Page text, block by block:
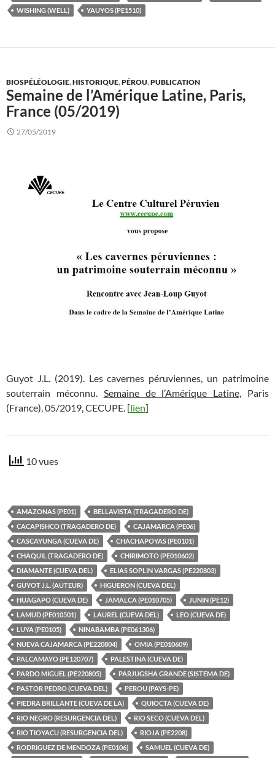
WISHING (WELL)
YAUYOS (PE1510)
BIOSPÉLÉOLOGIE,HISTORIQUE,PÉROU,PUBLICATION
Semaine de l’Amérique Latine, Paris,
France (05/2019)
27/05/2019
Guyot J.L. (2019). Les cavernes péruviennes, un patrimoine
souterrain méconnu. Semaine de l’Amérique Latine, Paris
(France), 05/2019, CECUPE. [lien]
10 vues
AMAZONAS (PE01)
BELLAVISTA (TRAGADERO DE)
CACAPISHCO (TRAGADERO DE)
CAJAMARCA (PE06)
CASCAYUNGA (CUEVA DE)
CHACHAPOYAS (PE0101)
CHAQUIL (TRAGADERO DE)
CHIRIMOTO (PE010602)
DIAMANTE (CUEVA DEL)
ELIAS SOPLIN VARGAS (PE220803)
GUYOT J.L. (AUTEUR)
HIGUERON (CUEVA DEL)
HUAGAPO (CUEVA DE)
JAMALCA (PE010705)
JUNIN (PE12)
LAMUD (PE010501)
LAUREL (CUEVA DEL)
LEO (CUEVA DE)
LUYA (PE0105)
NINABAMBA (PE061306)
NUEVA CAJAMARCA (PE220804)
OMIA (PE010609)
PALCAMAYO (PE120707)
PALESTINA (CUEVA DE)
PARDO MIGUEL (PE220805)
PARJUGSHA GRANDE (SISTEMA DE)
PASTOR PEDRO (CUEVA DEL)
PEROU (PAYS-PE)
PIEDRA BRILLANTE (CUEVA DE LA)
QUIOCTA (CUEVA DE)
RIO NEGRO (RESURGENCIA DEL)
RIO SECO (CUEVA DEL)
RIO TIOYACU (RESURGENCIA DEL)
RIOJA (PE2208)
RODRIGUEZ DE MENDOZA (PE0106)
SAMUEL (CUEVA DE)